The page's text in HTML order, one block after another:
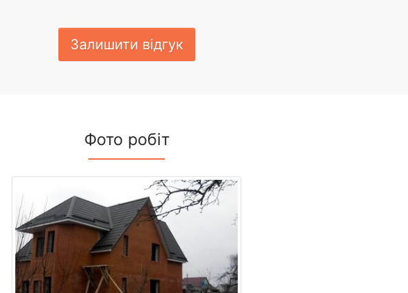
Залишити відгук
Фото робіт